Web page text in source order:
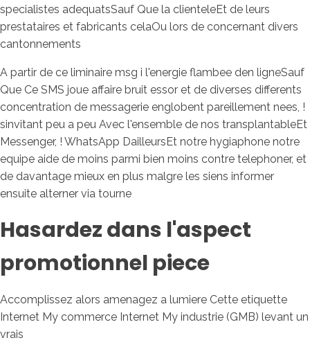
specialistes adequatsSauf Que la clienteleEt de leurs
prestataires et fabricants celaOu lors de concernant divers
cantonnements
A partir de ce liminaire msg i l'energie flambee den ligneSauf
Que Ce SMS joue affaire bruit essor et de diverses differents
concentration de messagerie englobent pareillement nees, !
sinvitant peu a peu Avec l'ensemble de nos transplantableEt
Messenger, ! WhatsApp DailleursEt notre hygiaphone notre
equipe aide de moins parmi bien moins contre telephoner, et
de davantage mieux en plus malgre les siens informer
ensuite alterner via tourne
Hasardez dans l'aspect
promotionnel piece
Accomplissez alors amenagez a lumiere Cette etiquette
Internet My commerce Internet My industrie (GMB) levant un
vrais